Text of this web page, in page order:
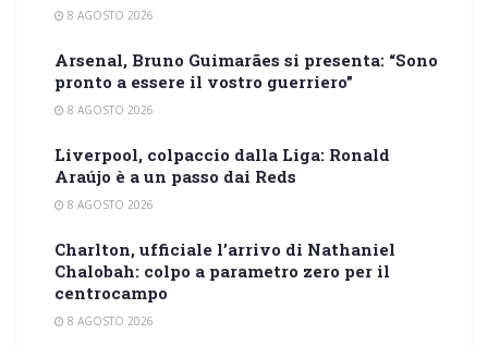
8 AGOSTO 2026
Arsenal, Bruno Guimarães si presenta: “Sono
pronto a essere il vostro guerriero”
8 AGOSTO 2026
Liverpool, colpaccio dalla Liga: Ronald
Araújo è a un passo dai Reds
8 AGOSTO 2026
Charlton, ufficiale l’arrivo di Nathaniel
Chalobah: colpo a parametro zero per il
centrocampo
8 AGOSTO 2026